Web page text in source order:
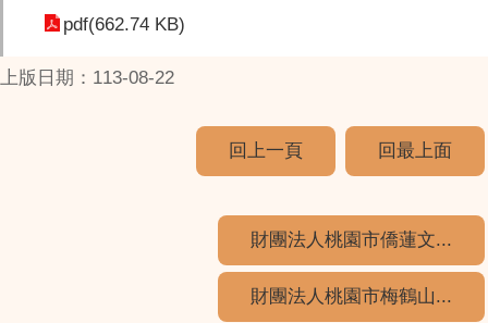
pdf(662.74 KB)
上版日期：113-08-22
回上一頁 回最上面
財團法人桃園市僑蓮文...
財團法人桃園市梅鶴山...